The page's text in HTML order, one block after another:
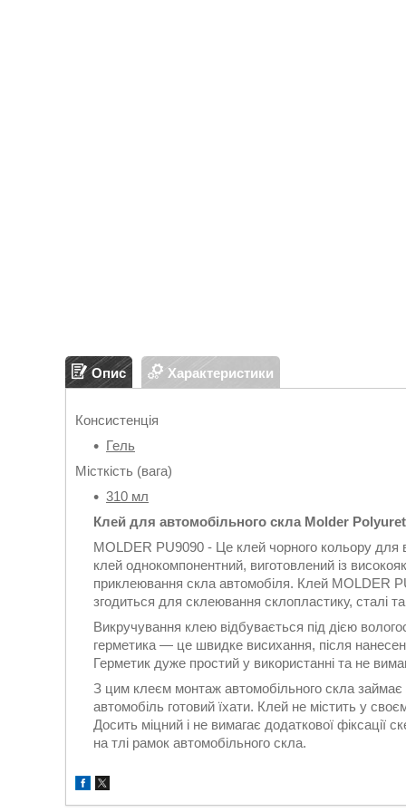
Опис Характеристики
Консистенція
Гель
Місткість (вага)
310 мл
Клей для автомобільного скла Molder
MOLDER PU9090 - Це клей чорного кольору для
клей однокомпонентний, виготовлений із
приклеювання скла автомобіля. Клей MOLDER
згодиться для склеювання склопластику, сталі
Викручування клею відбувається під дією
герметика — це швидке висихання, після
Герметик дуже простий у використанні та не
З цим клеєм монтаж автомобільного скла
автомобіль готовий їхати. Клей не містить у
Досить міцний і не вимагає додаткової фіксації
на тлі рамок автомобільного скла.